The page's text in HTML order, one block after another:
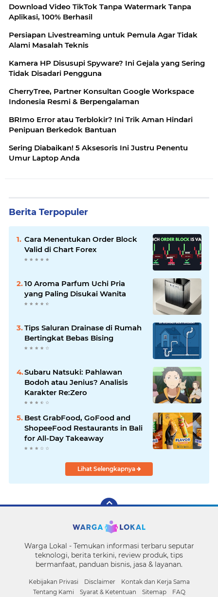
Download Video TikTok Tanpa Watermark Tanpa
Aplikasi, 100% Berhasil
Persiapan Livestreaming untuk Pemula Agar Tidak
Alami Masalah Teknis
Kamera HP Disusupi Spyware? Ini Gejala yang Sering
Tidak Disadari Pengguna
CherryTree, Partner Konsultan Google Workspace
Indonesia Resmi & Berpengalaman
BRImo Error atau Terblokir? Ini Trik Aman Hindari
Penipuan Berkedok Bantuan
Sering Diabaikan! 5 Aksesoris Ini Justru Penentu
Umur Laptop Anda
Berita Terpopuler
Cara Menentukan Order Block
Valid di Chart Forex
10 Aroma Parfum Uchi Pria
yang Paling Disukai Wanita
Tips Saluran Drainase di Rumah
Bertingkat Bebas Bising
Subaru Natsuki: Pahlawan
Bodoh atau Jenius? Analisis
Karakter Re:Zero
Best GrabFood, GoFood and
ShopeeFood Restaurants in Bali
for All-Day Takeaway
Lihat Selengkapnya
Warga Lokal - Temukan informasi terbaru seputar
teknologi, berita terkini, review produk, tips
bermanfaat, panduan bisnis, jasa & layanan.
Kebijakan Privasi Disclaimer
Kontak dan Kerja Sama
Tentang Kami
Syarat & Ketentuan Sitemap FAQ